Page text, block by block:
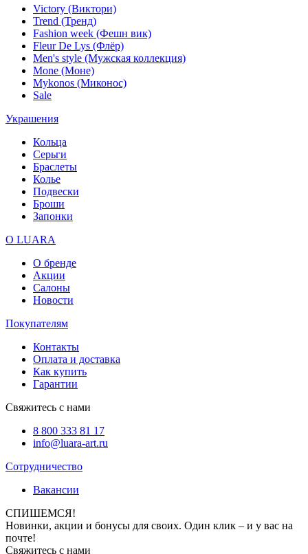
Victory (Виктори)
Trend (Тренд)
Fashion week (Фешн вик)
Fleur De Lys (Флёр)
Men's style (Мужская коллекция)
Mone (Моне)
Mykonos (Миконос)
Sale
Украшения
Кольца
Серьги
Браслеты
Колье
Подвески
Броши
Запонки
О LUARA
О бренде
Акции
Салоны
Новости
Покупателям
Контакты
Оплата и доставка
Как купить
Гарантии
Свяжитесь с нами
8 800 333 81 17
info@luara-art.ru
Сотрудничество
Вакансии
СПИШЕМСЯ!
Новинки, акции и бонусы для своих. Один клик – и у вас на
почте!
Свяжитесь с нами